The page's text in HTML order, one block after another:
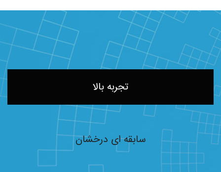
تجربه بالا
سابقه ای درخشان